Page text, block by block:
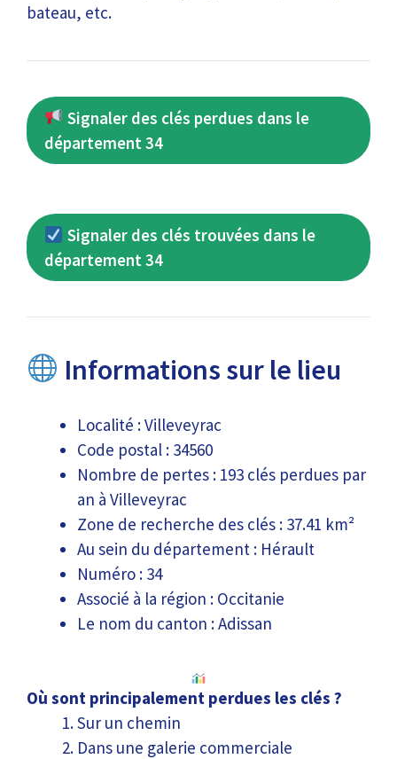
bateau, etc.
Signaler des clés perdues dans le
département 34
Signaler des clés trouvées dans le
département 34
Informations sur le lieu
Localité : Villeveyrac
Code postal : 34560
Nombre de pertes : 193 clés perdues par
an à Villeveyrac
Zone de recherche des clés : 37.41 km²
Au sein du département : Hérault
Numéro : 34
Associé à la région : Occitanie
Le nom du canton : Adissan
Où sont principalement perdues les clés ?
Sur un chemin
Dans une galerie commerciale